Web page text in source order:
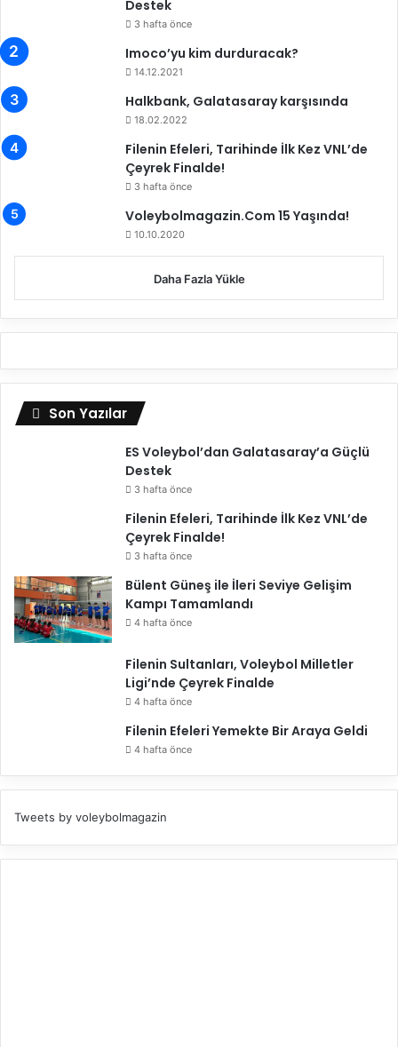
o
r
Destek
3 hafta önce
Imoco’yu kim durduracak?
14.12.2021
Halkbank, Galatasaray karşısında
18.02.2022
Filenin Efeleri, Tarihinde İlk Kez VNL’de
Çeyrek Finalde!
3 hafta önce
Voleybolmagazin.Com 15 Yaşında!
10.10.2020
Daha Fazla Yükle
Son Yazılar
ES Voleybol’dan Galatasaray’a Güçlü
Destek
3 hafta önce
Filenin Efeleri, Tarihinde İlk Kez VNL’de
Çeyrek Finalde!
3 hafta önce
Bülent Güneş ile İleri Seviye Gelişim
Kampı Tamamlandı
4 hafta önce
Filenin Sultanları, Voleybol Milletler
Ligi’nde Çeyrek Finalde
4 hafta önce
Filenin Efeleri Yemekte Bir Araya Geldi
4 hafta önce
Tweets by voleybolmagazin